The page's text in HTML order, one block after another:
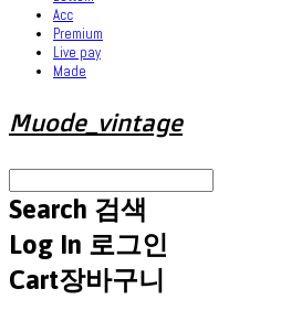
Acc
Premium
Live pay
Made
Muode_vintage
Search 검색
Log In 로그인
Cart장바구니